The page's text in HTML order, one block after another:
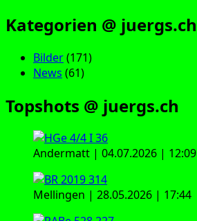
Kategorien @ juergs.ch
Bilder(171)
News (61)
Topshots @ juergs.ch
Andermatt | 04.07.2026 | 12:09
Mellingen | 28.05.2026 | 17:44